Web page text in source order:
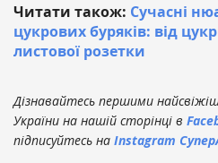
Читати також: Сучасні
цукрових буряків: від
листової розетки
Дізнавайтесь першими
України на нашій сторінці в
підписуйтесь на Instagram